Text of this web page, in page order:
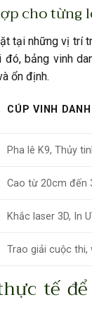
cho từng
tại những vị trí
đó, bảng vinh
ổn định.
CÚP VINH DANH
Pha lê K9, Thủy
Cao từ 20cm đến
Khắc laser 3D, In
Trao giải cuộc thi,
tế